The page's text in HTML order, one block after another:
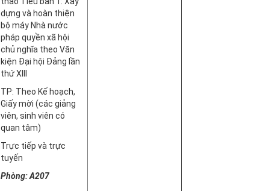
dựng và hoàn thiện
bộ máy Nhà nước
pháp quyền xã hội
chủ nghĩa theo Văn
kiện Đại hội Đảng lần
thứ XIII
TP: Theo Kế hoạch,
Giấy mời (các giảng
viên, sinh viên có
quan tâm)
Trực tiếp và trực
tuyến
Phòng: A207